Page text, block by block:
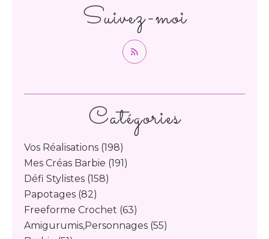
Catégories
Vos Réalisations (198)
Mes Créas Barbie (191)
Défi Stylistes (158)
Papotages (82)
Freeforme Crochet (63)
Amigurumis,personnages (55)
Suivez-moi